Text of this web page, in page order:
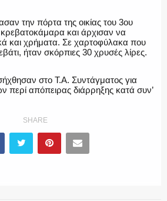
την πόρτα της οικίας του 3ου
και άρχισαν να
και χρήματα. Σε χαρτοφύλακα που
ήταν σκόρπιες 30 χρυσές λίρες.
στο Τ.Α. Συντάγματος για
απόπειρας διάρρηξης κατά συν’
SHARE